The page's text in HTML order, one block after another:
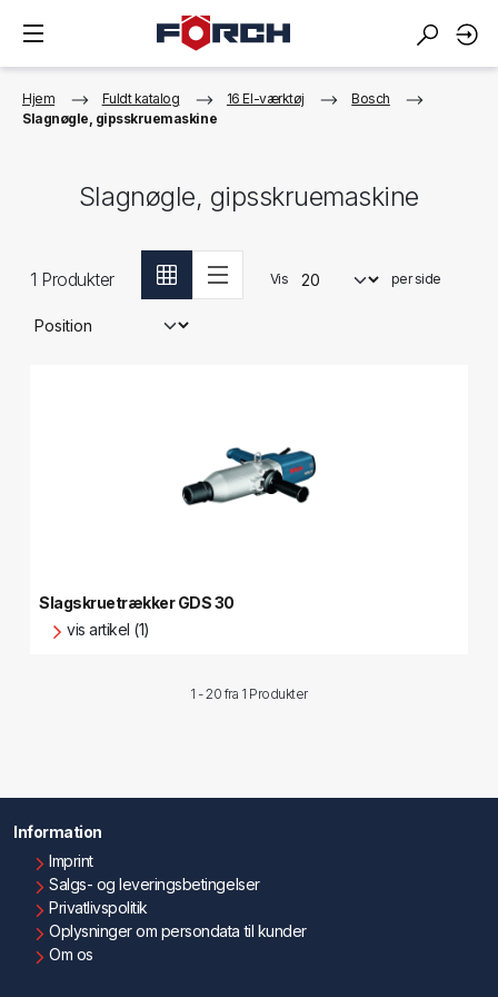
Hjem Fuldt katalog 16 El-værktøj
Bosch
Slagnøgle, gipsskruemaskine
Slagnøgle, gipsskruemaskine
1 Produkter Vis per side
Slagskruetrækker GDS 30
vis artikel (1)
1 - 20 fra 1 Produkter
Information
Imprint
Salgs- og leveringsbetingelser
Privatlivspolitik
Oplysninger om persondata til kunder
Om os